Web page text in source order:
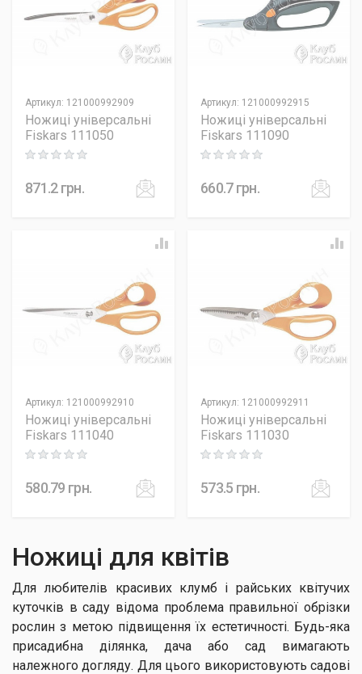
Артикул: 121000992909
Ножиці універсальні
Fiskars 111050
Rating: 0 out of 5
871.2 грн.
Артикул: 121000992915
Ножиці універсальні
Fiskars 111090
Rating: 0 out of 5
660.7 грн.
Артикул: 121000992910
Ножиці універсальні
Fiskars 111040
Rating: 0 out of 5
580.79 грн.
Артикул: 121000992911
Ножиці універсальні
Fiskars 111030
Rating: 0 out of 5
573.5 грн.
Ножиці для квітів
Для любителів красивих клумб і райських квітучих
куточків в саду відома проблема правильної обрізки
рослин з метою підвищення їх естетичності. Будь-яка
присадибна ділянка, дача або сад вимагають
належного догляду. Для цього використовують садові